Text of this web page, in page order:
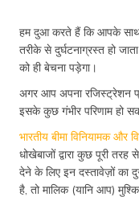
हम दुआ करते हैं कि आपके साथ
तरीके से दुर्घटनाग्रस्त हो
को ही बेचना पड़ेगा।
अगर आप अपना रजिस्ट्रेशन
इसके कुछ गंभीर परिणाम हो
भारतीय बीमा विनियामक
धोखेबाजों द्वारा कुछ पूरी
देने के लिए इन दस्तावेज़ों का
है, तो मालिक (यानि आप)